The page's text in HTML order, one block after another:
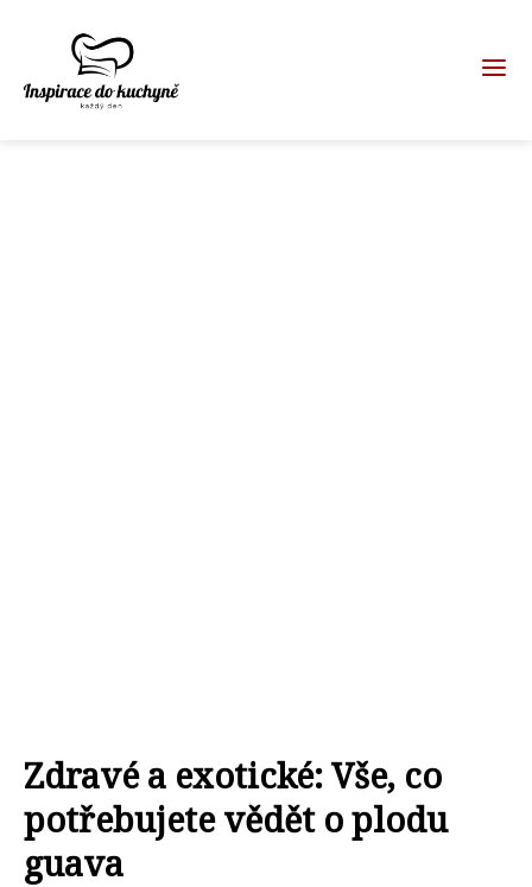
Zdravé a exotické: Vše, co
potřebujete vědět o plodu
guava